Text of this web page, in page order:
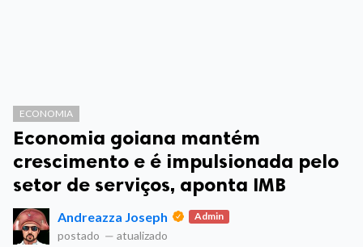
ECONOMIA
Economia goiana mantém
crescimento e é impulsionada pelo
setor de serviços, aponta IMB
Andreazza Joseph Admin
postado — atualizado